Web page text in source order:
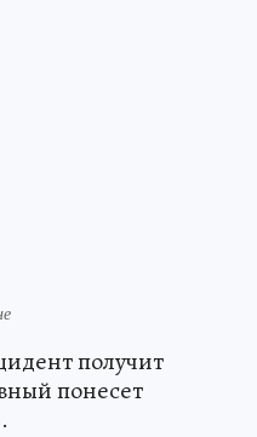
получит
понесет